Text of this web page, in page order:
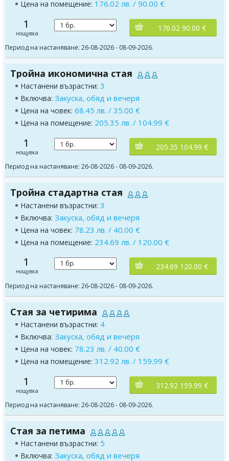
Цена на помещение: 176.02 лв. / 90.00 €
1
нощувка
176.02 90.00 €
Период на настаняване: 26-08-2026 - 08-09-2026.
Тройна икономична стая
Настанени възрастни: 3
Включва: Закуска, обяд и вечеря
Цена на човек: 68.45 лв. / 35.00 €
Цена на помещение: 205.35 лв. / 104.99 €
1
нощувка
205.35 104.99 €
Период на настаняване: 26-08-2026 - 08-09-2026.
Тройна стадартна стая
Настанени възрастни: 3
Включва: Закуска, обяд и вечеря
Цена на човек: 78.23 лв. / 40.00 €
Цена на помещение: 234.69 лв. / 120.00 €
1
нощувка
234.69 120.00 €
Период на настаняване: 26-08-2026 - 08-09-2026.
Стая за четирима
Настанени възрастни: 4
Включва: Закуска, обяд и вечеря
Цена на човек: 78.23 лв. / 40.00 €
Цена на помещение: 312.92 лв. / 159.99 €
1
нощувка
312.92 159.99 €
Период на настаняване: 26-08-2026 - 08-09-2026.
Стая за петима
Настанени възрастни: 5
Включва: Закуска, обяд и вечеря